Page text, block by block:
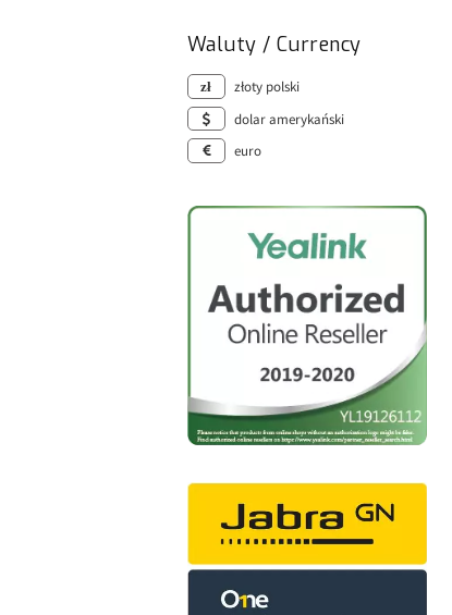
Waluty / Currency
złoty polski
dolar amerykański
euro